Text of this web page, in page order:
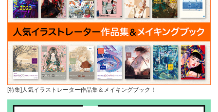
[特集]人気イラストレーター作品集＆メイキングブック！